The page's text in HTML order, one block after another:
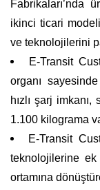
Fabrikaları’nda
ikinci ticari
ve teknolojilerini
E-Transit
organı
hızlı şarj
1.100 kilograma
E-Transit
teknolojilerine
ortamına